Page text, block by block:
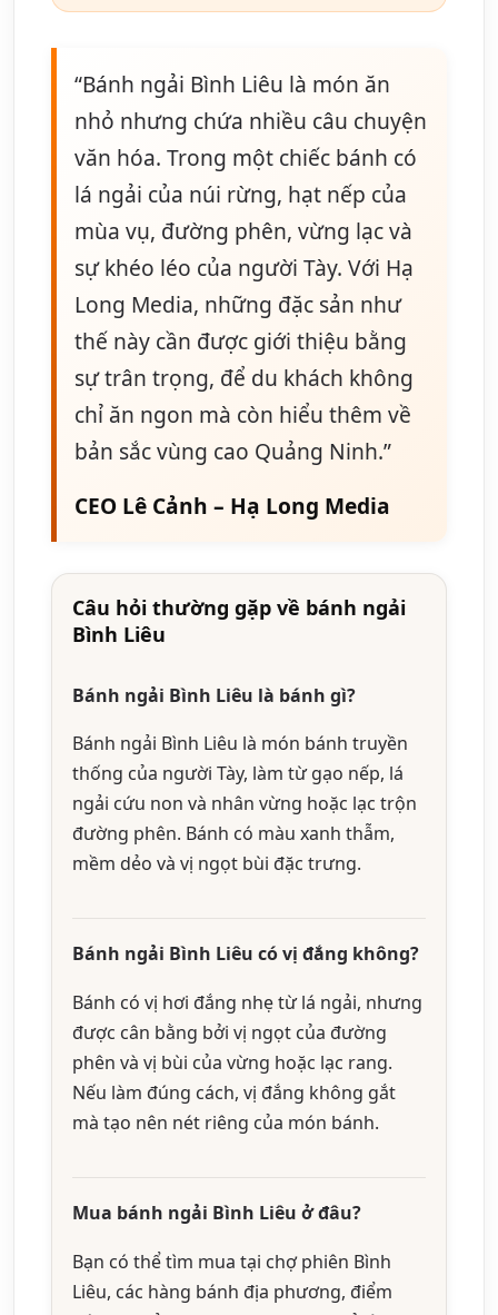
“Bánh ngải Bình Liêu là món ăn
nhỏ nhưng chứa nhiều câu chuyện
văn hóa. Trong một chiếc bánh có
lá ngải của núi rừng, hạt nếp của
mùa vụ, đường phên, vừng lạc và
sự khéo léo của người Tày. Với Hạ
Long Media, những đặc sản như
thế này cần được giới thiệu bằng
sự trân trọng, để du khách không
chỉ ăn ngon mà còn hiểu thêm về
bản sắc vùng cao Quảng Ninh.”
CEO Lê Cảnh – Hạ Long Media
Câu hỏi thường gặp về bánh ngải
Bình Liêu
Bánh ngải Bình Liêu là bánh gì?
Bánh ngải Bình Liêu là món bánh truyền
thống của người Tày, làm từ gạo nếp, lá
ngải cứu non và nhân vừng hoặc lạc trộn
đường phên. Bánh có màu xanh thẫm,
mềm dẻo và vị ngọt bùi đặc trưng.
Bánh ngải Bình Liêu có vị đắng không?
Bánh có vị hơi đắng nhẹ từ lá ngải, nhưng
được cân bằng bởi vị ngọt của đường
phên và vị bùi của vừng hoặc lạc rang.
Nếu làm đúng cách, vị đắng không gắt
mà tạo nên nét riêng của món bánh.
Mua bánh ngải Bình Liêu ở đâu?
Bạn có thể tìm mua tại chợ phiên Bình
Liêu, các hàng bánh địa phương, điểm